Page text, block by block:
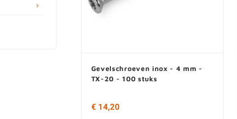
Gevelschroeven inox - 4 mm -
TX-20 - 100 stuks
€ 14,20